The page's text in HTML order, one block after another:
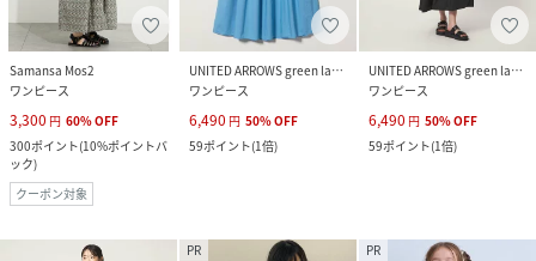
Samansa Mos2
ワンピース
3,300 円 60%OFF
300ポイント(10%ポイントバ
ック)
クーポン対象
UNITED ARROWS green label relaxing
ワンピース
6,490 円 50%OFF
59ポイント(1倍)
UNITED ARROWS green label relaxing
ワンピース
6,490 円 50%OFF
59ポイント(1倍)
PR PR